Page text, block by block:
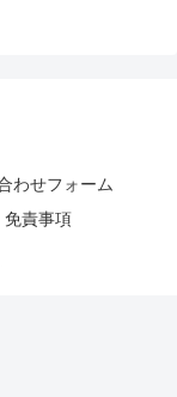
わせフォーム
免責事項